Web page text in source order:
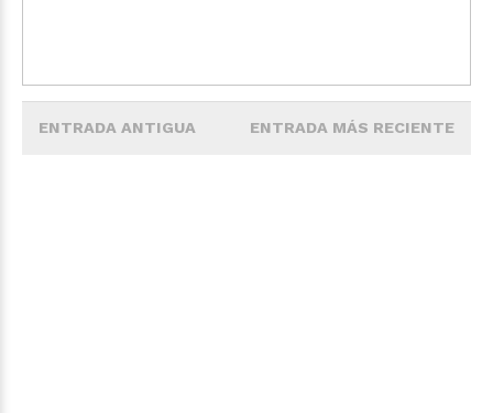
ENTRADA MÁS RECIENTE
ENTRADA ANTIGUA